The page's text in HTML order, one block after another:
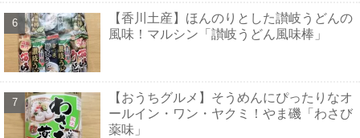
【香川土産】ほんのりとした讃岐うどんの
風味！マルシン「讃岐うどん風味棒」
【おうちグルメ】そうめんにぴったりなオ
ールイン・ワン・ヤクミ！やま磯「わさび
薬味」